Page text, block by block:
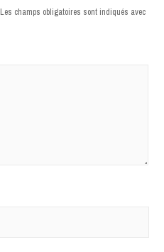
Les champs obligatoires sont indiqués avec